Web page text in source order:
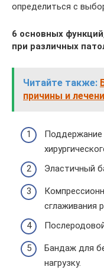
определиться с
6 основных
при различных
Читайте также:
причины и
Поддержание
Эластичный
сглаживания
Бандаж для
нагрузку.